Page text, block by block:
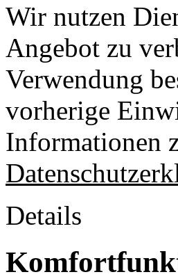
Wir nutzen
Angebot zu
Verwendung
vorherige
Informationen
Details